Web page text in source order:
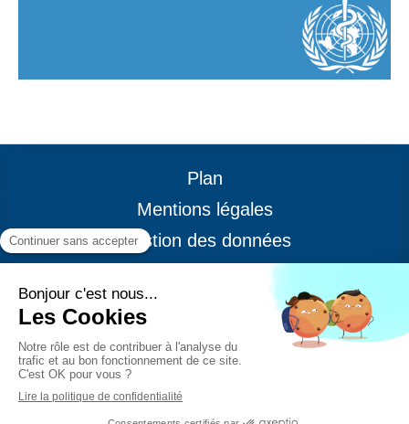
Plan
Mentions légales
Gestion des données
© ® 2014 - Happiness Maker -
Mentor Capacity ❤️‍